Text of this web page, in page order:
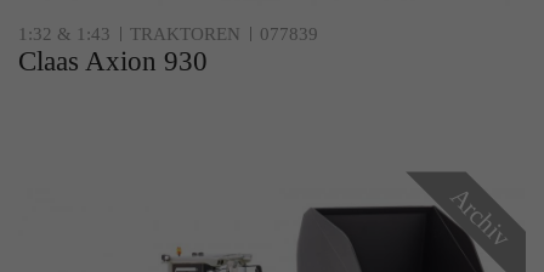
1:32 & 1:43 TRAKTOREN 077839
Claas Axion 930
Archiv